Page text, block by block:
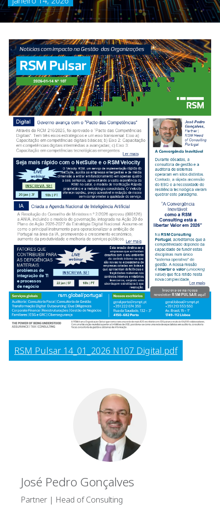
RSM Pulsar 14_01_2026 N107 Digital.pdf
José Pedro Gonçalves
Partner | Head of Consulting